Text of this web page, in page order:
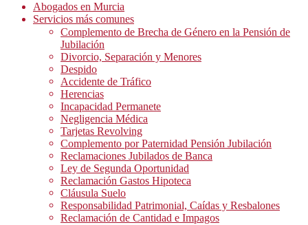
Abogados en Murcia
Servicios más comunes
Complemento de Brecha de Género en la Pensión de
Jubilación
Divorcio, Separación y Menores
Despido
Accidente de Tráfico
Herencias
Incapacidad Permanete
Negligencia Médica
Tarjetas Revolving
Complemento por Paternidad Pensión Jubilación
Reclamaciones Jubilados de Banca
Ley de Segunda Oportunidad
Reclamación Gastos Hipoteca
Cláusula Suelo
Responsabilidad Patrimonial, Caídas y Resbalones
Reclamación de Cantidad e Impagos